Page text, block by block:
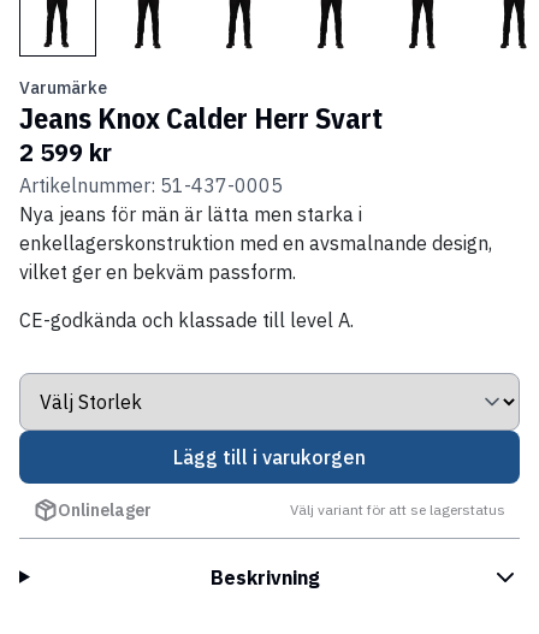
Varumärke
Jeans Knox Calder Herr Svart
2 599 kr
Artikelnummer: 51-437-0005
Nya jeans för män är lätta men starka i
enkellagerskonstruktion med en avsmalnande design,
vilket ger en bekväm passform.
CE-godkända och klassade till level A.
Lägg till i varukorgen
Onlinelager Välj variant för att se lagerstatus
Beskrivning